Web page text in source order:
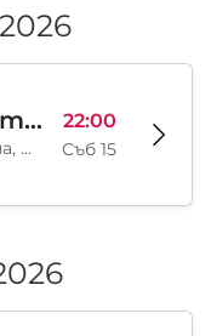
4 Seasons Summer Edition
Moonlight Varna, Варна, BG
22:00
Съб 15